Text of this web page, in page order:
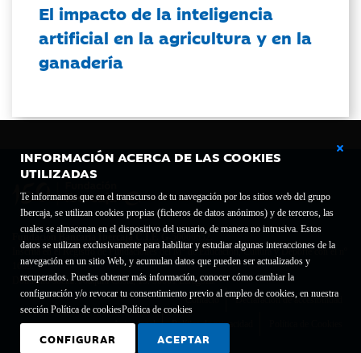
INFORMACIÓN ACERCA DE LAS COOKIES
UTILIZADAS
Te informamos que en el transcurso de tu navegación por los sitios web del grupo
Ibercaja, se utilizan cookies propias (ficheros de datos anónimos) y de terceros, las
cuales se almacenan en el dispositivo del usuario, de manera no intrusiva. Estos
datos se utilizan exclusivamente para habilitar y estudiar algunas interacciones de la
navegación en un sitio Web, y acumulan datos que pueden ser actualizados y
recuperados. Puedes obtener más información, conocer cómo cambiar la
configuración y/o revocar tu consentimiento previo al empleo de cookies, en nuestra
sección Política de cookiesPolítica de cookies
CONFIGURAR ACEPTAR
El impacto de la inteligencia
artificial en la agricultura y en la
ganadería
Fundación Bancaria Ibercaja C.I.F. G-50000652.
Inscrita en el Registro de Fundaciones del Mº de Educación, Cultura y Deporte con el nº
1689.
Domicilio social: Joaquín Costa, 13. 50001 Zaragoza.
Contacto
Declaración de accesibilidad
Aviso legal Política de privacidad